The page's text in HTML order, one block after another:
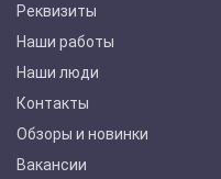
Реквизиты
Наши работы
Наши люди
Контакты
Обзоры и новинки
Вакансии